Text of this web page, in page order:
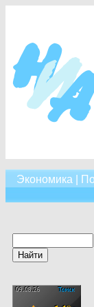
Экономика